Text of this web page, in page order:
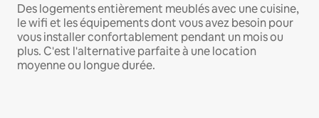
Des logements entièrement meublés avec une cuisine,
le wifi et les équipements dont vous avez besoin pour
vous installer confortablement pendant un mois ou
plus. C'est l'alternative parfaite à une location
moyenne ou longue durée.